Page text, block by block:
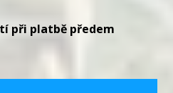
při platbě předem